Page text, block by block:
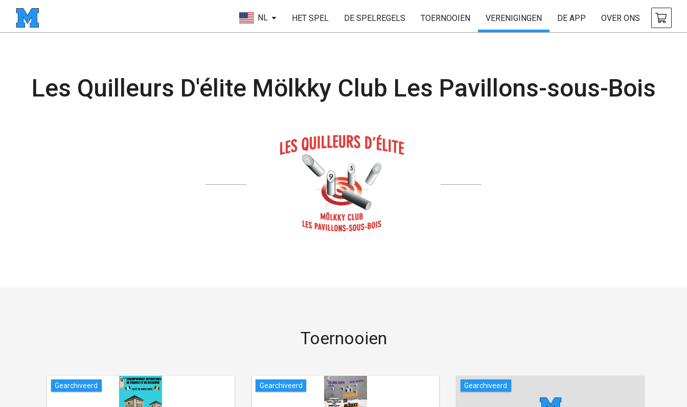
NL HET SPEL DE SPELREGELS TOERNOOIEN VERENIGINGEN DE APP OVER ONS
Les Quilleurs D'élite Mölkky Club Les Pavillons-sous-Bois
Toernooien
Gearchiveerd Gearchiveerd Gearchiveerd